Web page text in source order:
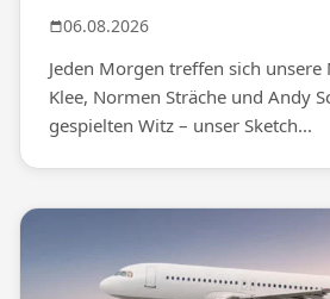
06.08.2026
Jeden Morgen treffen sich
Klee, Normen Sträche und Andy
gespielten Witz – unser Sketch...